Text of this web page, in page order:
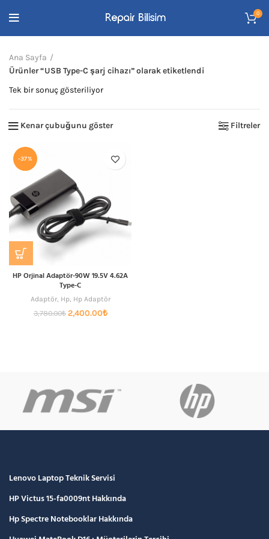
0
Ana Sayfa
Ürünler “USB Type-C şarj cihazı” olarak etiketlendi
Tek bir sonuç gösteriliyor
Kenar çubuğunu göster Filtreler
-37%
HP Orjinal Adaptör-90W 19.5V 4.62A
Type-C
Adaptör, Hp, Hp Adaptör
3,780.00₺ Orijinal
2,400.00₺Şu
Lenovo Laptop Teknik Servisi
HP Victus 15-fa0009nt Hakkında
Hp Spectre Notebooklar Hakkında